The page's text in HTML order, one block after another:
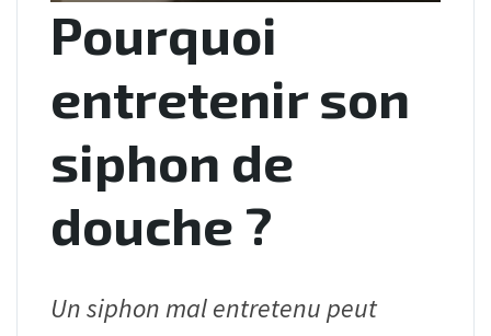
Pourquoi
entretenir son
siphon de
douche ?
Un siphon mal entretenu peut